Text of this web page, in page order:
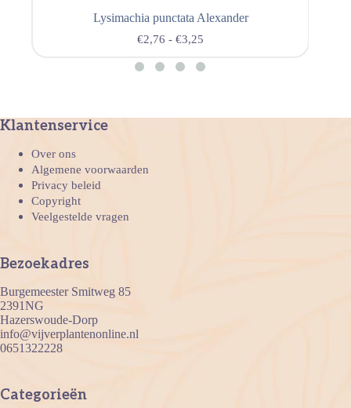
Lysimachia punctata Alexander
€2,76 -€3,25
Klantenservice
Over ons
Algemene voorwaarden
Privacy beleid
Copyright
Veelgestelde vragen
Bezoekadres
Burgemeester Smitweg 85
2391NG
Hazerswoude-Dorp
info@vijverplantenonline.nl
0651322228
Categorieën